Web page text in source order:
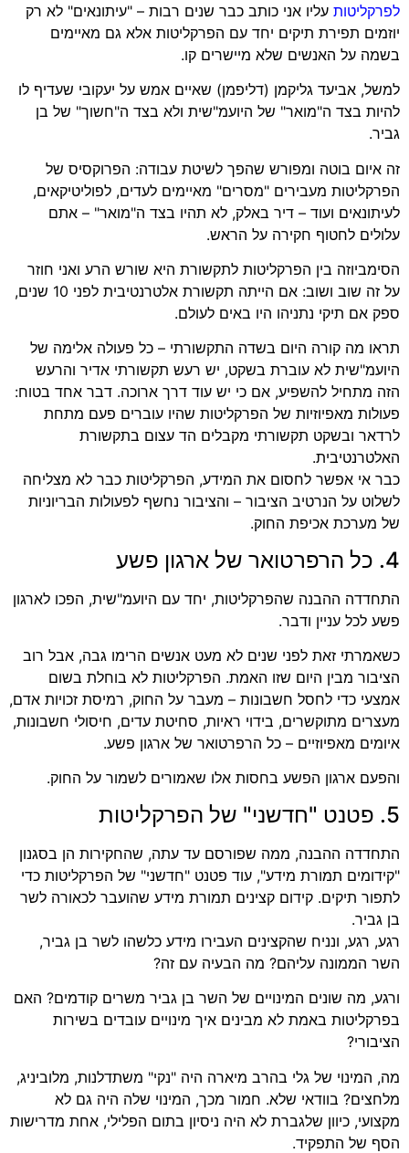
לפרקליטות עליו אני כותב כבר שנים רבות – "עיתונאים" לא רק
יוזמים תפירת תיקים יחד עם הפרקליטות אלא גם מאיימים
בשמה על האנשים שלא מיישרים קו.
למשל, אביעד גליקמן (דליפמן) שאיים אמש על יעקובי שעדיף לו
להיות בצד ה"מואר" של היועמ"שית ולא בצד ה"חשוך" של בן
גביר.
זה איום בוטה ומפורש שהפך לשיטת עבודה: הפרוקסיס של
הפרקליטות מעבירים "מסרים" מאיימים לעדים, לפוליטיקאים,
לעיתונאים ועוד – דיר באלק, לא תהיו בצד ה"מואר" – אתם
עלולים לחטוף חקירה על הראש.
הסימביוזה בין הפרקליטות לתקשורת היא שורש הרע ואני חוזר
על זה שוב ושוב: אם הייתה תקשורת אלטרנטיבית לפני 10 שנים,
ספק אם תיקי נתניהו היו באים לעולם.
תראו מה קורה היום בשדה התקשורתי – כל פעולה אלימה של
היועמ"שית לא עוברת בשקט, יש רעש תקשורתי אדיר והרעש
הזה מתחיל להשפיע, אם כי יש עוד דרך ארוכה. דבר אחד בטוח:
פעולות מאפיוזיות של הפרקליטות שהיו עוברים פעם מתחת
לרדאר ובשקט תקשורתי מקבלים הד עצום בתקשורת
האלטרנטיבית.
כבר אי אפשר לחסום את המידע, הפרקליטות כבר לא מצליחה
לשלוט על הנרטיב הציבור – והציבור נחשף לפעולות הבריוניות
של מערכת אכיפת החוק.
4. כל הרפרטואר של ארגון פשע
התחדדה ההבנה שהפרקליטות, יחד עם היועמ"שית, הפכו לארגון
פשע לכל עניין ודבר.
כשאמרתי זאת לפני שנים לא מעט אנשים הרימו גבה, אבל רוב
הציבור מבין היום שזו האמת. הפרקליטות לא בוחלת בשום
אמצעי כדי לחסל חשבונות – מעבר על החוק, רמיסת זכויות אדם,
מעצרים מתוקשרים, בידוי ראיות, סחיטת עדים, חיסולי חשבונות,
איומים מאפיוזיים – כל הרפרטואר של ארגון פשע.
והפעם ארגון הפשע בחסות אלו שאמורים לשמור על החוק.
5. פטנט "חדשני" של הפרקליטות
התחדדה ההבנה, ממה שפורסם עד עתה, שהחקירות הן בסגנון
"קידומים תמורת מידע", עוד פטנט "חדשני" של הפרקליטות כדי
לתפור תיקים. קידום קצינים תמורת מידע שהועבר לכאורה לשר
בן גביר.
רגע, רגע, ונניח שהקצינים העבירו מידע כלשהו לשר בן גביר,
השר הממונה עליהם? מה הבעיה עם זה?
ורגע, מה שונים המינויים של השר בן גביר משרים קודמים? האם
בפרקליטות באמת לא מבינים איך מינויים עובדים בשירות
הציבורי?
מה, המינוי של גלי בהרב מיארה היה "נקי" משתדלנות, מלוביניג,
מלחצים? בוודאי שלא. חמור מכך, המינוי שלה היה גם לא
מקצועי, כיוון שלגברת לא היה ניסיון בתום הפלילי, אחת מדרישות
הסף של התפקיד.